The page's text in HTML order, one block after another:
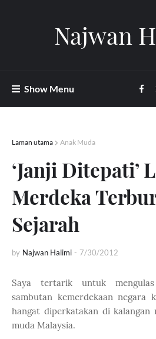
Najwan
Show Menu
Laman utama Anak Muda
‘Janji Ditepati’
Merdeka
Sejarah
by Najwan Halimi - 7/30/2012
Saya tertarik untuk
sambutan kemerdekaan negara
hangat diperkatakan di kalangan
muda Malaysia.